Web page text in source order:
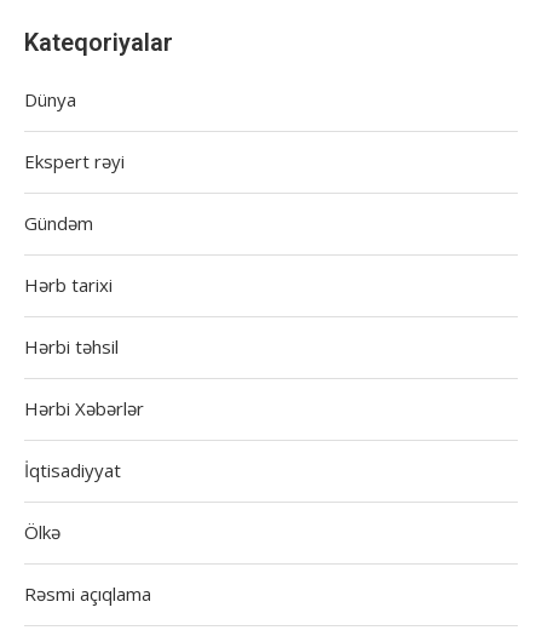
Kateqoriyalar
Dünya
Ekspert rəyi
Gündəm
Hərb tarixi
Hərbi təhsil
Hərbi Xəbərlər
İqtisadiyyat
Ölkə
Rəsmi açıqlama